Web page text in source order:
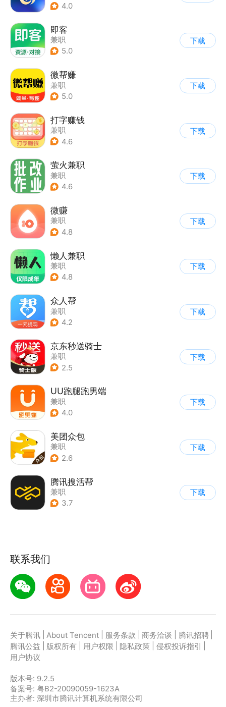
4.0
即客
兼职
5.0
下载
微帮赚
兼职
5.0
下载
打字赚钱
兼职
4.6
下载
萤火兼职
兼职
4.6
下载
微赚
兼职
4.8
下载
懒人兼职
兼职
4.8
下载
众人帮
兼职
4.2
下载
京东秒送骑士
兼职
2.5
下载
UU跑腿跑男端
兼职
4.0
下载
美团众包
兼职
2.6
下载
腾讯搜活帮
兼职
3.7
下载
联系我们
关于腾讯 About Tencent 服务条款 商务洽谈 腾讯招聘
腾讯公益
版权所有 用户权限 隐私政策 侵权投诉指引
用户协议
版本号: 9.2.5
备案号: 粤B2-20090059-1623A
主办者: 深圳市腾讯计算机系统有限公司